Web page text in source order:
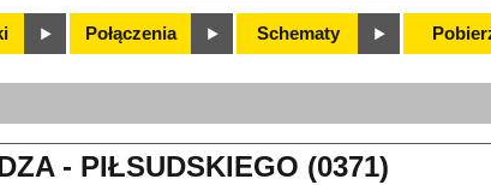
Połączenia Schematy
- PIŁSUDSKIEGO (0371)